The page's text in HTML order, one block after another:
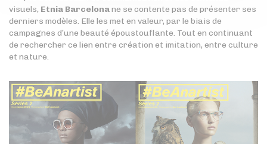
visuels, Etnia Barcelonane se contente pas de présenter ses
derniers modèles. Elle les met en valeur, par le biais de
campagnes d’une beauté époustouflante. Tout en continuant
de rechercher ce lien entre création et imitation, entre culture
et nature.